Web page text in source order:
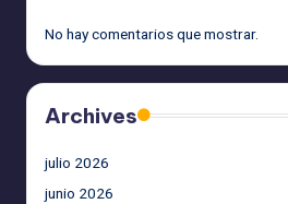
No hay comentarios que mostrar.
Archives
julio 2026
junio 2026